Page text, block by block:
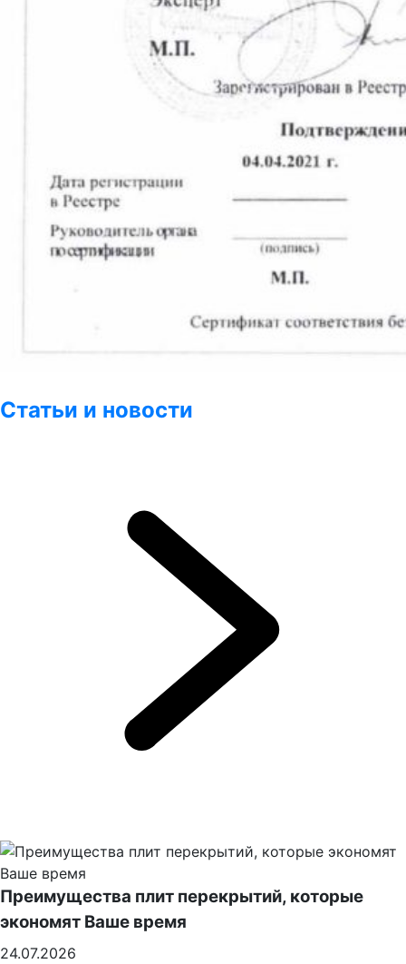
Статьи и новости
Преимущества плит перекрытий, которые
экономят Ваше время
24.07.2026